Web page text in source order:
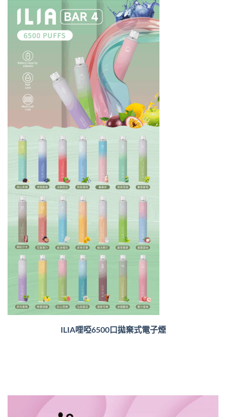
ILIA哩啞6500口拋棄式電子煙